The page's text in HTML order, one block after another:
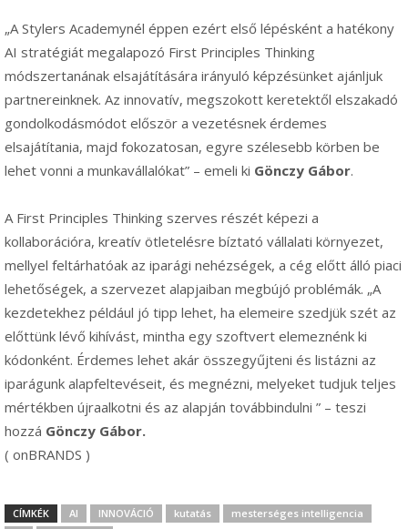
„A Stylers Academynél éppen ezért első lépésként a hatékony
AI stratégiát megalapozó First Principles Thinking
módszertanának elsajátítására irányuló képzésünket ajánljuk
partnereinknek. Az innovatív, megszokott keretektől elszakadó
gondolkodásmódot először a vezetésnek érdemes
elsajátítania, majd fokozatosan, egyre szélesebb körben be
lehet vonni a munkavállalókat” – emeli ki Gönczy Gábor.
A First Principles Thinking szerves részét képezi a
kollaborációra, kreatív ötletelésre bíztató vállalati környezet,
mellyel feltárhatóak az iparági nehézségek, a cég előtt álló piaci
lehetőségek, a szervezet alapjaiban megbújó problémák. „A
kezdetekhez például jó tipp lehet, ha elemeire szedjük szét az
előttünk lévő kihívást, mintha egy szoftvert elemeznénk ki
kódonként. Érdemes lehet akár összegyűjteni és listázni az
iparágunk alapfeltevéseit, és megnézni, melyeket tudjuk teljes
mértékben újraalkotni és az alapján továbbindulni ” – teszi
hozzá Gönczy Gábor.
( onBRANDS )
CÍMKÉK AI INNOVÁCIÓ kutatás
mesterséges intelligencia